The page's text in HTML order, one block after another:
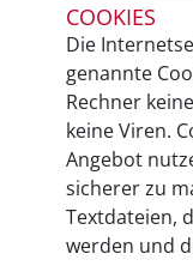
COOKIES
Die
genannte
Rechner
keine Viren.
Angebot
sicherer zu
Textdateien,
werden und